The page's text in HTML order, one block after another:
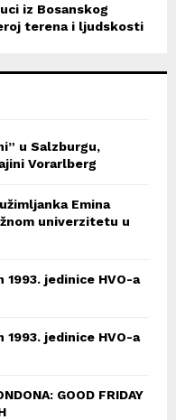
iz Bosanskog
terena i ljudskosti
u Salzburgu,
Vorarlberg
Emina
univerzitetu u
1993. jedinice HVO-a
1993. jedinice HVO-a
GOOD FRIDAY